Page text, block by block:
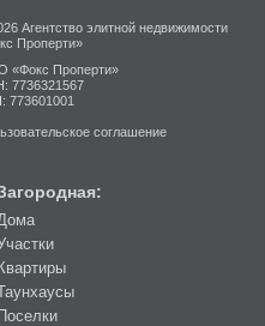
Агентство элитной недвижимости
Проперти»
«Фокс Проперти»
7736321567
773601001
соглашение
Квартиры
Поселки